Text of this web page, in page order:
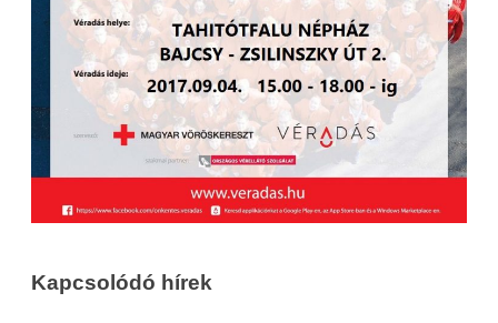
Kapcsolódó hírek